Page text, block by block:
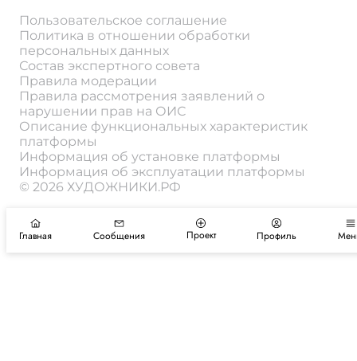
Пользовательское соглашение
Политика в отношении обработки
персональных данных
Состав экспертного совета
Правила модерации
Правила рассмотрения заявлений о
нарушении прав на ОИС
Описание функциональных характеристик
платформы
Информация об установке платформы
Информация об эксплуатации платформы
© 2026 ХУДОЖНИКИ.РФ
Главная Сообщения Проект Профиль